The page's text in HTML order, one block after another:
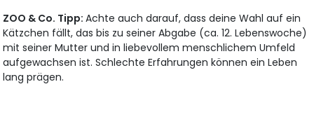
ZOO & Co. Tipp:Achte auch darauf, dass deine Wahl auf ein
Kätzchen fällt, das bis zu seiner Abgabe (ca. 12. Lebenswoche)
mit seiner Mutter und in liebevollem menschlichem Umfeld
aufgewachsen ist. Schlechte Erfahrungen können ein Leben
lang prägen.